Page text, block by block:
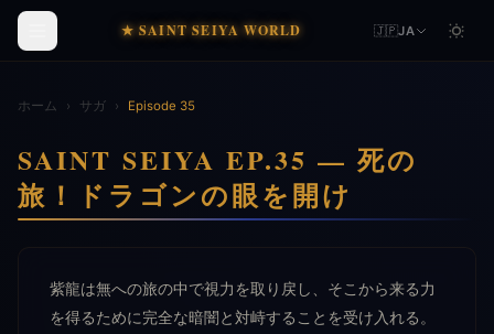
★ SAINT SEIYA WORLD 🇯🇵JA
ホーム › サガ › Episode 35
SAINT SEIYA EP.35 — 死の
旅！ドラゴンの眼を開け
紫龍は無への旅の中で視力を取り戻し、そこから来る力
を得るために完全な暗闇と対峙することを受け入れる。